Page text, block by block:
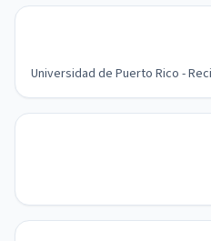
Universidad de Puerto Rico -